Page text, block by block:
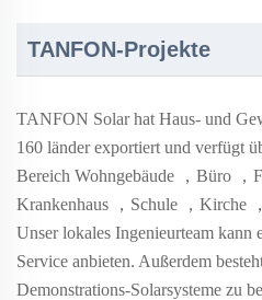
TANFON-Projekte
TANFON Solar hat Haus- und
160 länder exportiert und verfügt
Bereich Wohngebäude
， Büro ，
Krankenhaus
， Schule ， Kirche ，
Unser lokales Ingenieurteam
Service anbieten. Außerdem
Demonstrations-Solarsysteme zu